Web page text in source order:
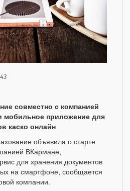
совместно с компанией
мобильное приложение для
каско онлайн
объявила о старте
ВКармане,
для хранения документов
на смартфоне, сообщается
компании.